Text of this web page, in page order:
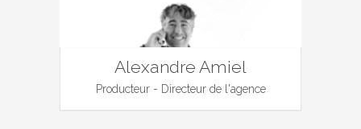
Alexandre Amiel
Producteur - Directeur de l'agence